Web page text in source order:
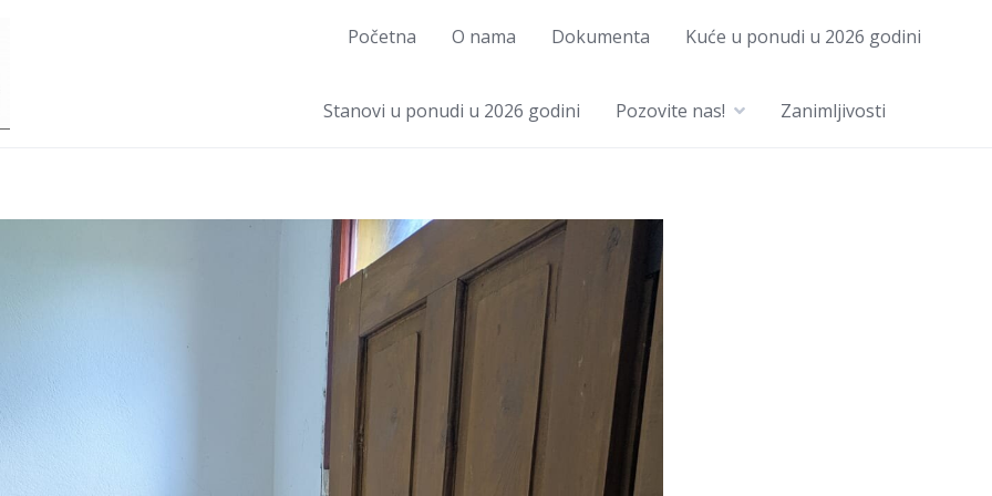
Početna O nama Dokumenta Kuće u ponudi u 2026 godini
Stanovi u ponudi u 2026 godini Pozovite nas! Zanimljivosti